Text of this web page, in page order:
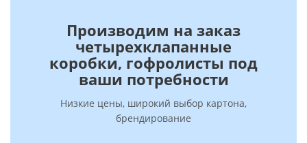
Производим на заказ
четырехклапанные
коробки, гофролисты под
ваши потребности
Низкие цены, широкий выбор картона,
брендирование